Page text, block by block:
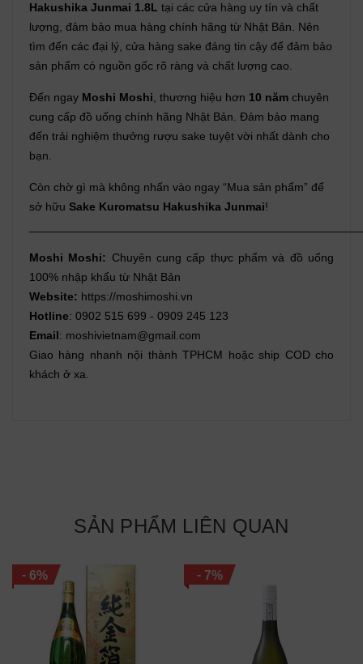
Hakushika Junmai 1.8L tại các cửa hàng uy tín và chất
lượng, đảm bảo mua hàng chính hãng từ Nhật Bản. Nên
tìm đến các đại lý, cửa hàng sake đáng tin cậy để đảm bảo
sản phẩm có nguồn gốc rõ ràng và chất lượng cao.
Đến ngay Moshi Moshi , thương hiệu hơn 10 năm chuyên
cung cấp đồ uống chính hãng Nhật Bản. Đảm bảo mang
đến trải nghiệm thưởng rượu sake tuyệt vời nhất dành cho
bạn.
Còn chờ gì mà không nhấn vào ngay “Mua sản phẩm” để
sở hữu Sake Kuromatsu Hakushika Junmai!
Moshi Moshi: Chuyên cung cấp thực phẩm và đồ uống
100% nhập khẩu từ Nhật Bản
Website: https://moshimoshi.vn
Hotline: 0902 515 699 - 0909 245 123
Email: moshivietnam@gmail.com
Giao hàng nhanh nội thành TPHCM hoặc ship COD cho
khách ở xa.
SẢN PHẨM LIÊN QUAN
-6% - 7%